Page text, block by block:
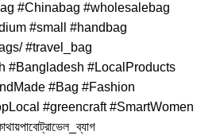
#Chinabag #wholesalebag
#small #handbag
#travel_bag
#Bangladesh #LocalProducts
#Bag #Fashion
#greencraft #SmartWomen